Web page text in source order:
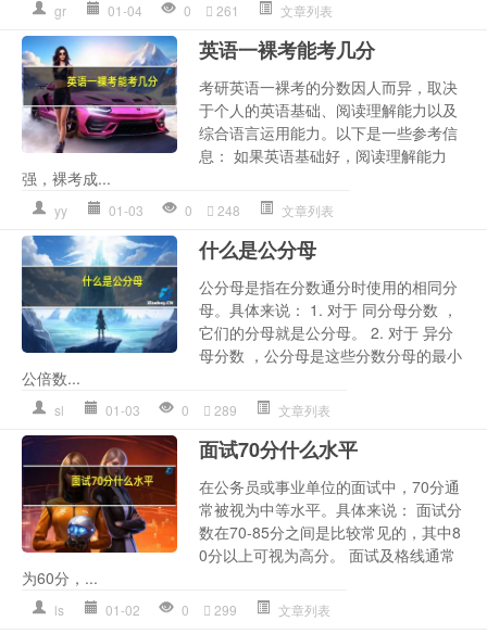
gr 01-04 0 261 文章列表
英语一裸考能考几分
考研英语一裸考的分数因人而异，取决
于个人的英语基础、阅读理解能力以及
综合语言运用能力。以下是一些参考信
息： 如果英语基础好，阅读理解能力
强，裸考成...
yy 01-03 0 248 文章列表
什么是公分母
公分母是指在分数通分时使用的相同分
母。具体来说： 1. 对于 同分母分数 ，
它们的分母就是公分母。 2. 对于 异分
母分数 ，公分母是这些分数分母的最小
公倍数...
sl 01-03 0 289 文章列表
面试70分什么水平
在公务员或事业单位的面试中，70分通
常被视为中等水平。具体来说： 面试分
数在70-85分之间是比较常见的，其中8
0分以上可视为高分。 面试及格线通常
为60分，...
ls 01-02 0 299 文章列表